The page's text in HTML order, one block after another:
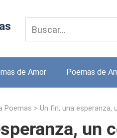
de Amor Poemas de
Poemas > Un fin, una esperanza,
un